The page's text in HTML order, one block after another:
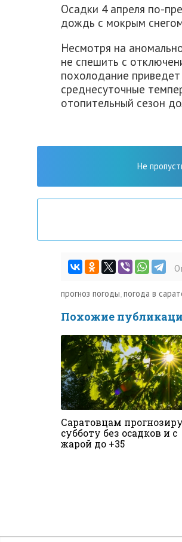
Осадки 4 апреля по-
дождь с мокрым
Несмотря на
не спешить с
похолодание
среднесуточные
отопительный сезон
Не
прогноз погоды,погода в
Похожие
Саратовцам
субботу без осадков и с
жарой до +35